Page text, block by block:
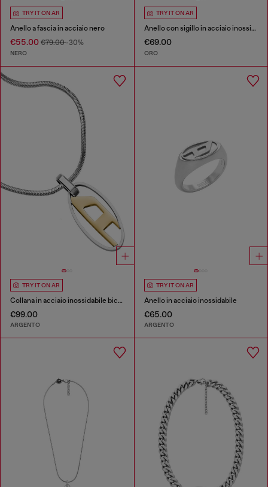
TRY IT ON AR
Anello a fascia in acciaio nero
€55.00 €79.00-30%
NERO
TRY IT ON AR
Anello con sigillo in acciaio inossidabile color oro
€69.00
ORO
TRY IT ON AR
Collana in acciaio inossidabile bicolore con ciondolo
€99.00
ARGENTO
TRY IT ON AR
Anello in acciaio inossidabile
€65.00
ARGENTO